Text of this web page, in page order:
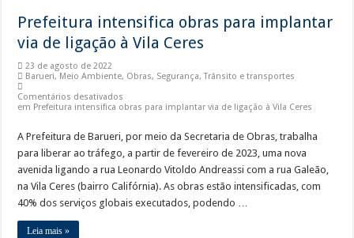
Prefeitura intensifica obras para implantar
via de ligação à Vila Ceres
23 de agosto de 2022
Barueri, Meio Ambiente, Obras, Segurança,Trânsito e transportes
Comentários desativados
em Prefeitura intensifica obras para implantar via de ligação à Vila Ceres
A Prefeitura de Barueri, por meio da Secretaria de Obras, trabalha
para liberar ao tráfego, a partir de fevereiro de 2023, uma nova
avenida ligando a rua Leonardo Vitoldo Andreassi com a rua Galeão,
na Vila Ceres (bairro Califórnia). As obras estão intensificadas, com
40% dos serviços globais executados, podendo …
Leia mais »